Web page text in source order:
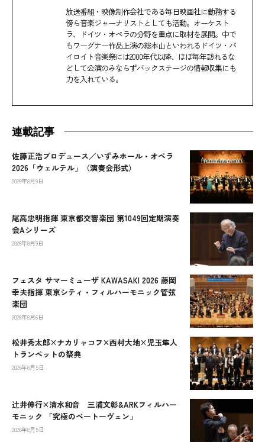
放送番組・映像制作会社である毎日映画社に勤務する
傍ら音楽ジャーナリストとしても活動。オーケスト
ラ、ドイツ・オペラの分野を重点に取材を展開。中で
もワーグナー作品上演の総本山といわれるドイツ・バ
イロイト音楽祭には2000年代以降、ほぼ毎年訪れるな
どして公演のみならずバックステージの情報収集にも
力を入れている。
連載記事
佐藤正浩プロデュース／いずみホール・オペラ
2026「ウェルテル」（演奏会形式）
2026年8月9日
尾高忠明指揮 東京都交響楽団 第1049回定期演奏
会Aシリーズ
2026年8月9日
フェスタ サマーミューザ KAWASAKI 2026 藤岡
幸夫指揮 東京シティ・フィルハーモニック管弦
楽団
2026年8月6日
松井秀太郎×ナカリャコフ×西村大地×児玉隼人
トランペットの祭典
2026年8月5日
辻󠄀井伸行×清水和音 三浦文彰&ARKフィルハー
モニック 「究極のベートーヴェン」
2026年8月5日